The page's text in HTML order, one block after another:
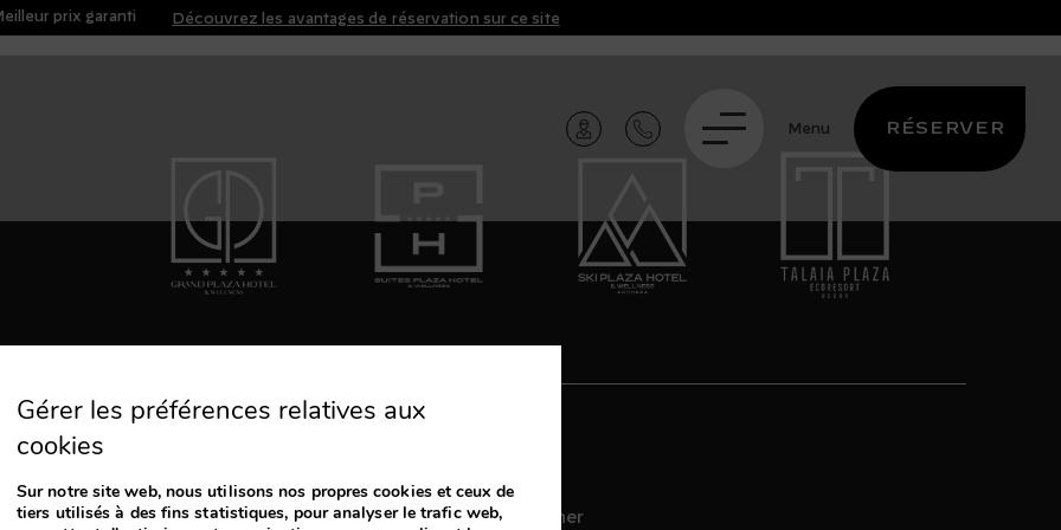
prix garanti Découvrez les avantages de réservation sur ce site
Menu RÉSERVER
Newsletter S'abonner
Gérer les préférences relatives aux
cookies
Sur notre site web, nous utilisons nos propres cookies et ceux de
tiers utilisés à des fins statistiques, pour analyser le trafic web,